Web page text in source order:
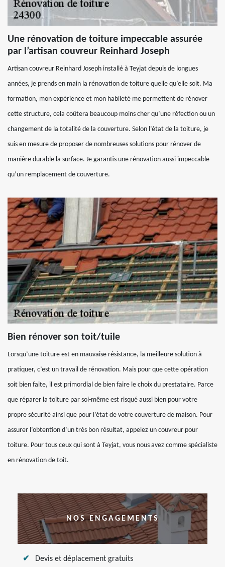
Une rénovation de toiture impeccable assurée
par l’artisan couvreur Reinhard Joseph
Artisan couvreur Reinhard Joseph installé à Teyjat depuis de longues
années, je prends en main la rénovation de toiture quelle qu’elle soit. Ma
formation, mon expérience et mon habileté me permettent de rénover
cette structure, cela coûtera beaucoup moins cher qu’une réfection ou un
changement de la totalité de la couverture. Selon l’état de la toiture, je
suis en mesure de proposer de nombreuses solutions pour rénover de
manière durable la surface. Je garantis une rénovation aussi impeccable
qu’un remplacement de couverture.
Bien rénover son toit/tuile
Lorsqu’une toiture est en mauvaise résistance, la meilleure solution à
pratiquer, c’est un travail de rénovation. Mais pour que cette opération
soit bien faite, il est primordial de bien faire le choix du prestataire. Parce
que réparer la toiture par soi-même est risqué aussi bien pour votre
propre sécurité ainsi que pour l’état de votre couverture de maison. Pour
assurer l’obtention d’un très bon résultat, appelez un couvreur pour
toiture. Pour tous ceux qui sont à Teyjat, vous nous avez comme spécialiste
en rénovation de toit.
NOS ENGAGEMENTS
Devis et déplacement gratuits